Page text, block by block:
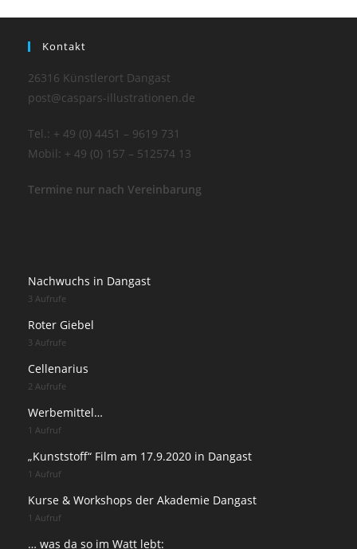
Kontakt
26316 Künstlerort Dangast
post@caspars-illustrationen.de
Tel.: + 49 (0) 4451 – 9619 731
Mobil: + 49 (0) 157 – 512574 13
Termine nur nach Vereinbarung
Nachwuchs in Dangast
3 Aufrufe
Roter Giebel
3 Aufrufe
Cellenarius
2 Aufrufe
Werbemittel…
1 Aufruf
„Kunststoff“ Film am 17.9.2020 in Dangast
1 Aufruf
Kurse & Workshops der Akademie Dangast
1 Aufruf
… was da so im Watt lebt: